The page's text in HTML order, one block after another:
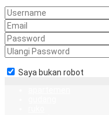
Saya bukan robot